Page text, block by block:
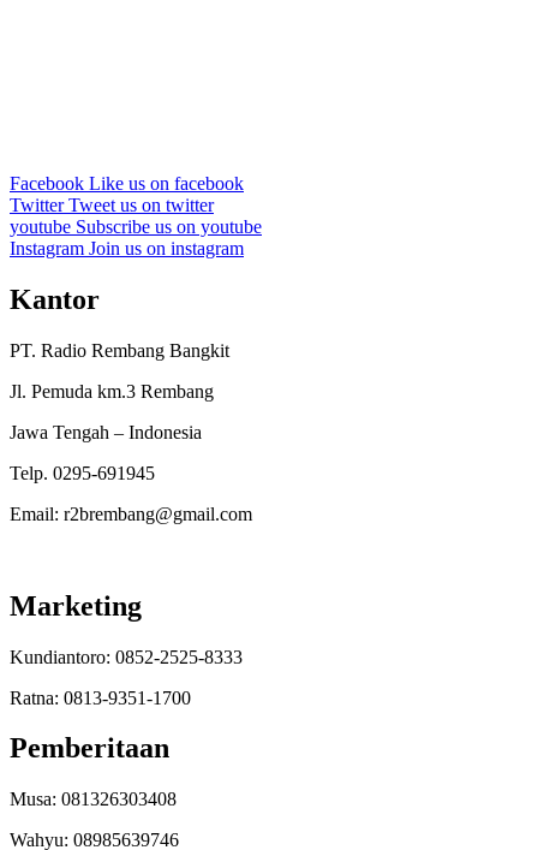
Facebook Like us on facebook
TwitterTweet us on twitter
youtube Subscribe us on youtube
Instagram Join us on instagram
Kantor
PT. Radio Rembang Bangkit
Jl. Pemuda km.3 Rembang
Jawa Tengah – Indonesia
Telp. 0295-691945
Email: r2brembang@gmail.com
Marketing
Kundiantoro: 0852-2525-8333
Ratna: 0813-9351-1700
Pemberitaan
Musa: 081326303408
Wahyu: 08985639746